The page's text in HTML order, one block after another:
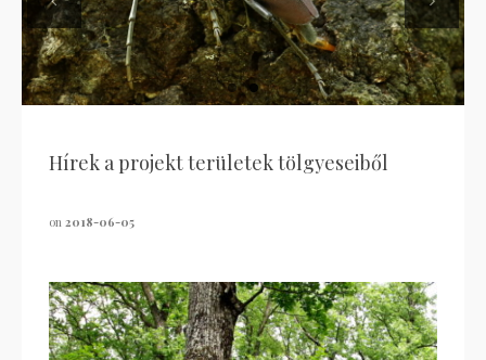
Previous Next
Hírek a projekt területek tölgyeseiből
on 2018-06-05